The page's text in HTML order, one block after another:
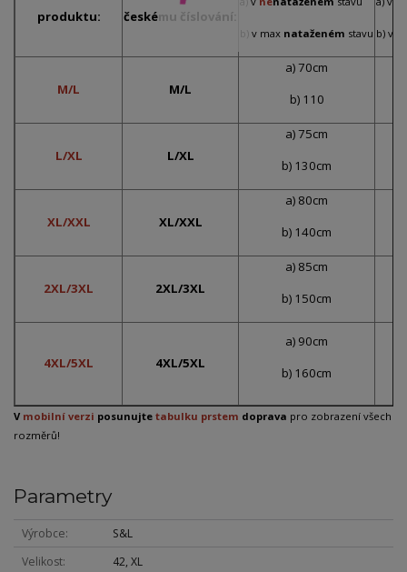
produktu: českému číslování:
b) v max nataženém stavu b) v
M/L M/L
a) 70cm
b) 110
L/XL L/XL
a) 75cm
b) 130cm
XL/XXL XL/XXL
a) 80cm
b) 140cm
2XL/3XL 2XL/3XL
a) 85cm
b) 150cm
4XL/5XL 4XL/5XL
a) 90cm
b) 160cm
V mobilní verzi posunujte tabulku prstem doprava pro zobrazení všech
rozměrů!
Parametry
Výrobce
S&L
Velikost
42, XL